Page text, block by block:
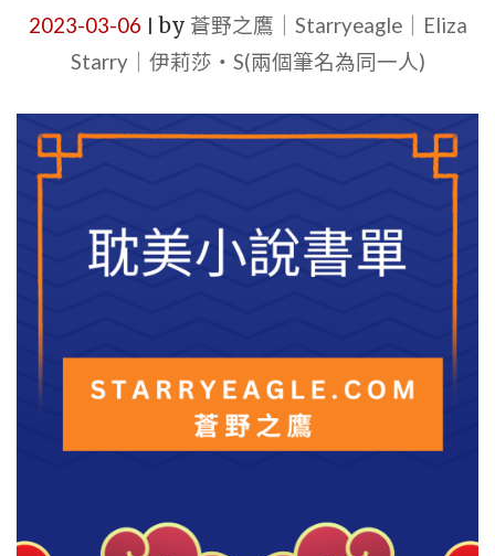
2023-03-06 by 蒼野之鷹｜Starryeagle｜Eliza
Starry｜伊莉莎・S(兩個筆名為同一人)